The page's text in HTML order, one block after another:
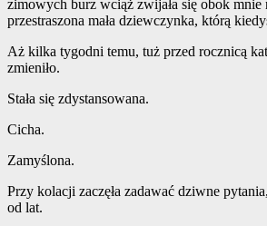
zimowych burz wciąż zwijała się obok mnie
przestraszona mała dziewczynka, którą
Aż kilka tygodni temu, tuż przed rocznicą
zmieniło.
Stała się zdystansowana.
Cicha.
Zamyślona.
Przy kolacji zaczęła zadawać dziwne
od lat.